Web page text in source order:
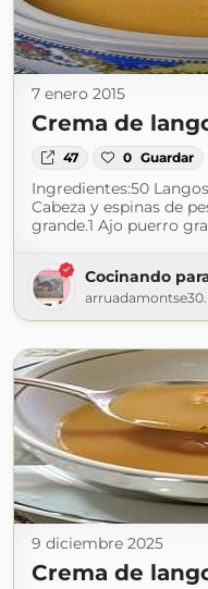
7 enero 2015
Crema de
47 0 Guardar
Ingredientes:50
Cabeza y espinas de
grande.1 Ajo puerro
Cocinando
9 diciembre 2025
Crema de